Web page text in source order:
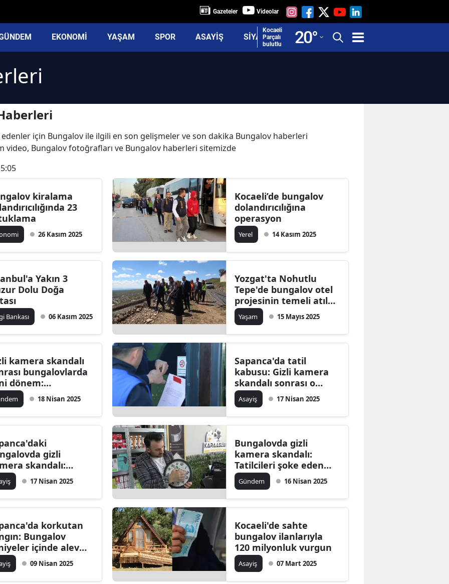
Gazeteler Videolar
EKONOMİ YAŞAM SPOR ASAYİŞ SİYASET
Kocaeli
Parçalı
bulutlu
20°
Adana
Adıyaman
Ankara
Aydın
Balıkesir
Bilecik
Bitlis
Bolu
Burdur
Çanakkale
Çankırı
Çorum
Diyarbakır
Edirne
Elazığ
Erzurum
Eskişehir
Gaziantep
için Bungalov ile ilgili en son gelişmeler ve son dakika Bungalov haberleri
video, Bungalov fotoğrafları ve Bungalov haberleri sitemizde
kiralama
23
26 Kasım 2025
Kocaeli’de bungalov
dolandırıcılığına
operasyon
Yerel 14 Kasım 2025
Yakın 3
Dolu Doğa
Bankası 06 Kasım 2025
Yozgat'ta Nohutlu
Tepe'de bungalov otel
projesinin temeli atıldı!
Peki, ne zaman
tamamlanacak?
Yaşam 15 Mayıs 2025
kamera skandalı
bungalovlarda
dönem:
kontrol
18 Nisan 2025
Sapanca'da tatil
kabusu: Gizli kamera
skandalı sonrası o
bungalov mühürlendi,
ruhsatsız 91 yapıya da
kilit vuruldu
Asayiş 17 Nisan 2025
gizli
skandalı:
işletme
telefonundan
17 Nisan 2025
Bungalovda gizli
kamera skandalı:
Tatilcileri şoke eden
güvenlik açığı
Gündem 16 Nisan 2025
korkutan
Bungalov
içinde alev
döndü
09 Nisan 2025
Kocaeli'de sahte
bungalov ilanlarıyla
120 milyonluk vurgun
Asayiş 07 Mart 2025